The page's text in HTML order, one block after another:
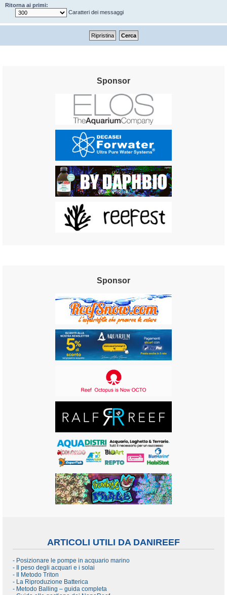
Ritorna ai primi:
Caratteri dei messaggi
Sponsor
Sponsor
ARTICOLI UTILI DA DANIREEF
- Posizionare le pompe in acquario marino
- Il peso degli acquari e i solai
- Il Metodo Triton
- La Riproduzione Batterica
- Metodo Balling – guida completa